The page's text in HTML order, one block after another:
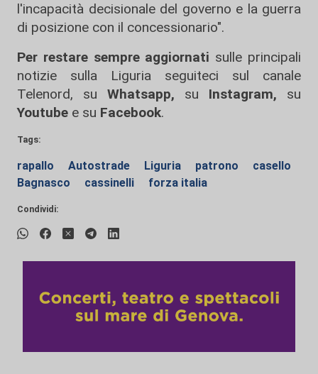
l'incapacità decisionale del governo e la guerra
di posizione con il concessionario".
Per restare sempre aggiornati sulle principali
notizie sulla Liguria seguiteci sul canale
Telenord, su
Whatsapp, su Instagram, su
Youtube e su Facebook.
Tags:
rapallo Autostrade Liguria patrono
casello
Bagnasco
cassinelli forza italia
Condividi: